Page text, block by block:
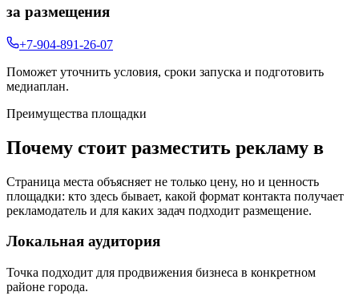
за размещения
+7-904-891-26-07
Поможет уточнить условия, сроки запуска и подготовить
медиаплан.
Преимущества площадки
Почему стоит разместить рекламу в
Страница места объясняет не только цену, но и ценность
площадки: кто здесь бывает, какой формат контакта получает
рекламодатель и для каких задач подходит размещение.
Локальная аудитория
Точка подходит для продвижения бизнеса в конкретном
районе города.